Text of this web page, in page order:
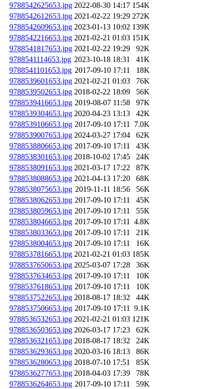
9788542625653.jpg 2022-08-30 14:17 154K
9788542612653.jpg 2021-02-22 19:29 272K
9788542609653.jpg 2023-01-13 10:02 139K
9788542216653.jpg 2021-02-21 01:03 151K
9788541817653.jpg 2021-02-22 19:29
92K
9788541114653.jpg 2023-10-18 18:31
41K
9788541101653.jpg 2017-09-10 17:11
18K
9788539601653.jpg 2021-02-21 01:03
76K
9788539502653.jpg 2018-02-22 18:09
56K
9788539416653.jpg 2019-08-07 11:58
97K
9788539304653.jpg 2020-04-23 13:13
42K
9788539106653.jpg 2017-09-10 17:11 7.0K
9788539007653.jpg 2024-03-27 17:04
62K
9788538806653.jpg 2017-09-10 17:11
43K
9788538301653.jpg 2018-10-02 17:45
24K
9788538091653.jpg 2021-03-17 17:22
87K
9788538088653.jpg 2021-04-13 17:20
68K
9788538075653.jpg 2019-11-11 18:56
56K
9788538062653.jpg 2017-09-10 17:11
45K
9788538059653.jpg 2017-09-10 17:11
55K
9788538046653.jpg 2017-09-10 17:11 4.8K
9788538033653.jpg 2017-09-10 17:11
21K
9788538004653.jpg 2017-09-10 17:11
16K
9788537816653.jpg 2021-02-21 01:03 185K
9788537650653.jpg 2025-03-07 17:28
36K
9788537634653.jpg 2017-09-10 17:11
10K
9788537618653.jpg 2017-09-10 17:11
10K
9788537522653.jpg 2018-08-17 18:32
44K
9788537506653.jpg 2017-09-10 17:11 9.1K
9788536532653.jpg 2021-02-21 01:03 121K
9788536503653.jpg 2026-03-17 17:23
62K
9788536321653.jpg 2018-08-17 18:32
24K
9788536293653.jpg 2020-03-16 18:13
86K
9788536280653.jpg 2018-07-10 17:51
85K
9788536277653.jpg 2018-04-03 17:39
78K
9788536264653.jpg 2017-09-10 17:11
59K